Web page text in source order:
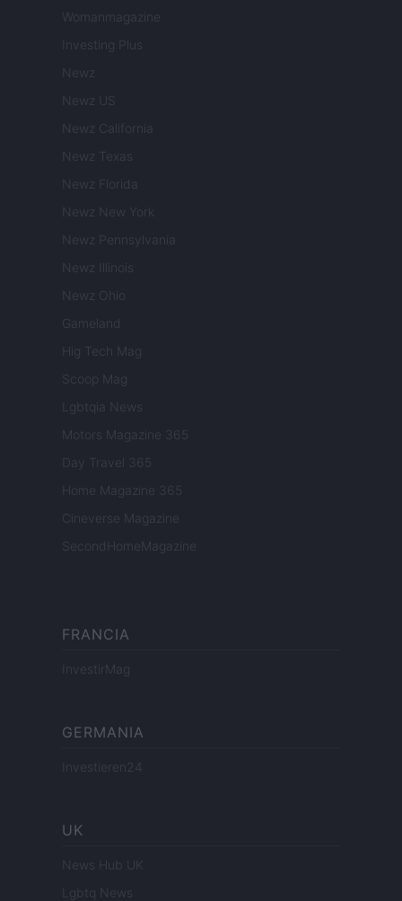
Womanmagazine
Investing Plus
Newz
Newz US
Newz California
Newz Texas
Newz Florida
Newz New York
Newz Pennsylvania
Newz Illinois
Newz Ohio
Gameland
Hig Tech Mag
Scoop Mag
Lgbtqia News
Motors Magazine 365
Day Travel 365
Home Magazine 365
Cineverse Magazine
SecondHomeMagazine
FRANCIA
InvestirMag
GERMANIA
Investieren24
UK
News Hub UK
Lgbtq News